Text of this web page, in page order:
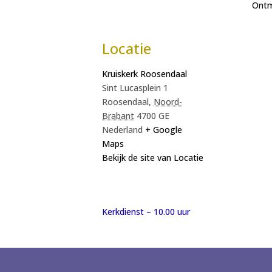
Locatie
Kruiskerk Roosendaal
Sint Lucasplein 1
Roosendaal, Noord-
Brabant 4700 GE
Nederland + Google
Maps
Bekijk de site van Locatie
Kerkdienst – 10.00 uur